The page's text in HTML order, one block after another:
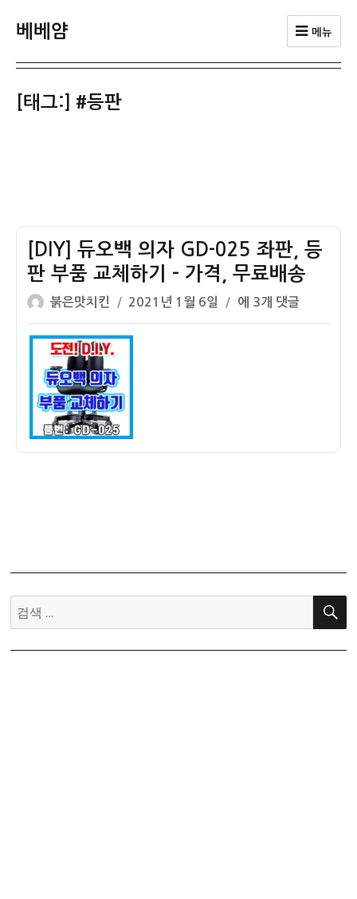
베베얌 메뉴
[태그:] #등판
[DIY] 듀오백 의자 GD-025 좌판, 등
판 부품 교체하기 – 가격, 무료배송
글
쓴
이
붉은맛치킨
작
성
일
2021년 1월 6일
[DIY]
듀
에 3개 댓글
검
색:
검